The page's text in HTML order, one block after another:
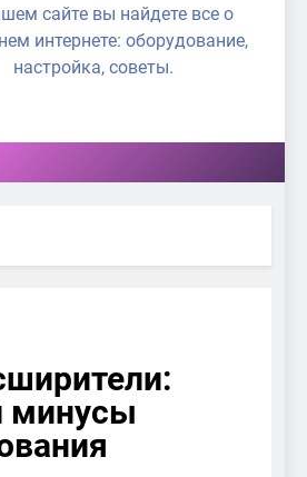
сайте вы найдете все о
интернете: оборудование,
настройка, советы.
минусы